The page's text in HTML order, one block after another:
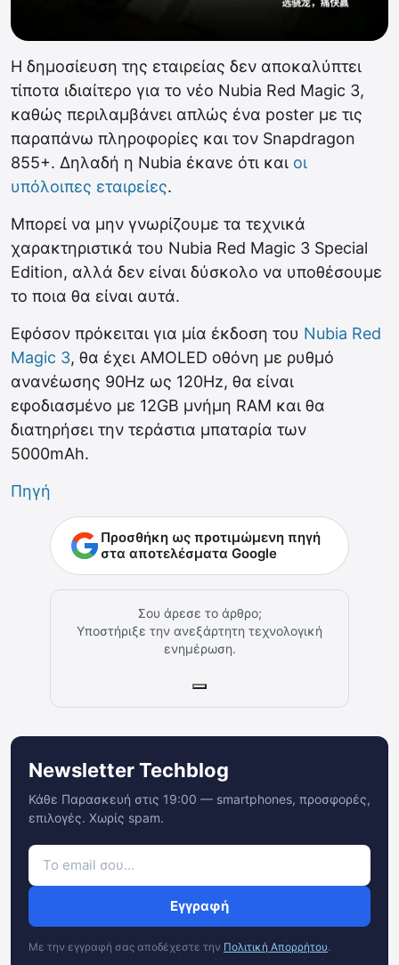
Η δημοσίευση της εταιρείας δεν αποκαλύπτει
τίποτα ιδιαίτερο για το νέο Nubia Red Magic 3,
καθώς περιλαμβάνει απλώς ένα poster με τις
παραπάνω πληροφορίες και τον Snapdragon
855+. Δηλαδή η Nubia έκανε ότι και οι
υπόλοιπες εταιρείες.
Μπορεί να μην γνωρίζουμε τα τεχνικά
χαρακτηριστικά του Nubia Red Magic 3 Special
Edition, αλλά δεν είναι δύσκολο να υποθέσουμε
το ποια θα είναι αυτά.
Εφόσον πρόκειται για μία έκδοση του Nubia Red
Magic 3, θα έχει AMOLED οθόνη με ρυθμό
ανανέωσης 90Hz ως 120Hz, θα είναι
εφοδιασμένο με 12GB μνήμη RAM και θα
διατηρήσει την τεράστια μπαταρία των
5000mAh.
Πηγή
Προσθήκη ως προτιμώμενη πηγή
στα αποτελέσματα Google
Σου άρεσε το άρθρο;
Υποστήριξε την ανεξάρτητη τεχνολογική
ενημέρωση.
Newsletter Techblog
Κάθε Παρασκευή στις 19:00 — smartphones, προσφορές,
επιλογές. Χωρίς spam.
Εγγραφή
Με την εγγραφή σας αποδέχεστε την Πολιτική Απορρήτου.